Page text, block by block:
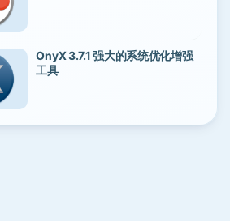
OnyX 3.7.1 强大的系统优化增强
工具